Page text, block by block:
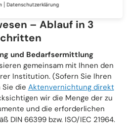
Aktenvernichtung
– Ablauf in 3
und Bedarfsermittlung
gemeinsam mit Ihnen den
Institution. (Sofern Sie Ihren
Sie die Aktenvernichtung direkt
wir die Menge der zu
und die erforderlichen
DIN 66399 bzw. ISO/IEC 21964.​
Datenschutzerklärung